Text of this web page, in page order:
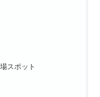
スポット